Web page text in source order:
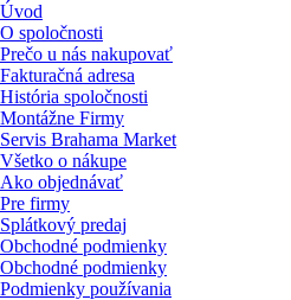
Úvod
O spoločnosti
Prečo u nás nakupovať
Fakturačná adresa
História spoločnosti
Montážne Firmy
Servis Brahama Market
Všetko o nákupe
Ako objednávať
Pre firmy
Splátkový predaj
Obchodné podmienky
Obchodné podmienky
Podmienky používania